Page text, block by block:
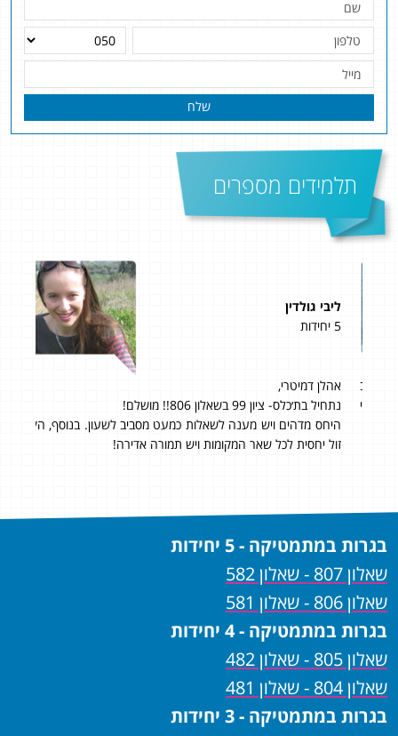
שלח
תלמידים מספרים
ליבי גולדין
5 יחידות
אהלן דמיטרי,
נתחיל בת׳כלס- ציון 99 בשאלון 806!! מושלם!
היחס מדהים ויש מענה לשאלות כמעט מסביב לשעון. בנוסף, הקורס
זול יחסית לכל שאר המקומות ויש תמורה אדירה!
בגרות במתמטיקה - 5 יחידות
שאלון 807 - שאלון 582
שאלון 806 - שאלון 581
בגרות במתמטיקה - 4 יחידות
שאלון 805 - שאלון 482
שאלון 804 - שאלון 481
בגרות במתמטיקה - 3 יחידות